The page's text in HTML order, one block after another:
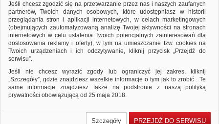
Zmień kryteria wyszukiwania zaznaczając inne filtry i wyszukaj
ponownie
Sprawdź, czy wszystkie słowa zostały poprawnie napisane.
Spróbuj użyć innych słów kluczowych.
Popularne marki
O nas
Jeśli chcesz zgodzić się na przetwarzanie przez nas i naszych zaufanych
partnerów, Twoich danych osobowych, które udostępniasz w historii
przeglądania stron i aplikacji internetowych, w celach marketingowych
(obejmujących zautomatyzowaną analizę Twojej aktywności na stronach
internetowych w celu ustalenia Twoich potencjalnych zainteresowań dla
dostosowania reklamy i oferty), w tym na umieszczanie tzw. cookies na
Twoich urządzeniach i ich odczytywanie, kliknij przycisk „Przejdź do
serwisu”.
Jeśli nie chcesz wyrazić zgody lub ograniczyć jej zakres, kliknij
„Szczegóły”, gdzie znajdziesz wszelkie informacje o tym jak to zrobić . Te
same informacje znajdziesz także na podstronie z naszą polityką
prywatności obowiązującą od 25 maja 2018.
wcześniejsza zgoda której udzieliliście podczas zakładania konta. Każda
Szczegóły PRZEJDŹ DO SERWISU